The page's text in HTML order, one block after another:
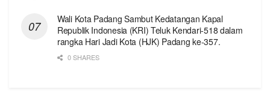
Wali Kota Padang Sambut Kedatangan Kapal
Republik Indonesia (KRI) Teluk Kendari-518 dalam
rangka Hari Jadi Kota (HJK) Padang ke-357.
0 SHARES